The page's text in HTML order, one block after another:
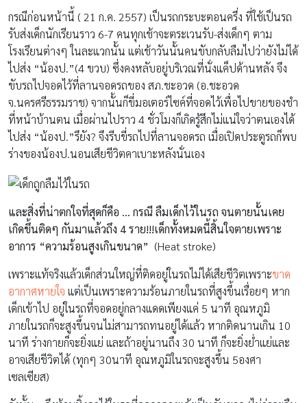
กรณีก่อนหน้านี้ ( 21 ก.ค. 2557) เป็นรถกระบะตอนครึ่ง ที่ใช้เป็นรถ
รับส่งเด็กนักเรียนราว 6-7 คนทุกเช้าจะตระเวนรับ-ส่งเด็กๆ ตาม
โรงเรียนต่างๆ ในละแวกนั้น แต่เช้าวันนั้นคนขับกลับลืมไปว่ายังไม่ได้
ไปส่ง “น้องป.”(4 ขวบ) ซึ่งคงหลับอยู่บริเวณที่นั่งแค็ปด้านหลัง จึง
ขับรถไปจอดไว้ที่ลานจอดรถของ สภ.ชะอวด (อ.ชะอวด
จ.นครศรีธรรมราช) จากนั้นก็ขี่มอเตอร์ไซค์ที่จอดไว้เพื่อไปขายของชำ
ที่หน้าบ้านตน เมื่อผ่านไปราว 4 ชั่วโมงก็เกิดรู้สึกไม่แน่ใจว่าตนเองได้
ไปส่ง “น้องป.”รึยัง? จึงรีบขี่รถไปที่ลานจอดรถ เมื่อเปิดประตูรถก็พบ
ร่างของน้องป.นอนเสียชีวิตคาเบาะหลังนั่นเอง
และสิ่งที่น่าตกใจที่สุดก็คือ … กรณี ลืมเด็กไว้ในรถ จนตายนั้นเคย
เกิดขึ้นติดๆ กันมาแล้วถึง 4 ราย!!!เด็กทั้งหมดนี้สิ้นใจตายเพราะ
อาการ “ความร้อนสูงเกินขนาด” (Heat stroke)
เพราะแท้จริงแล้วเด็กส่วนใหญ่ที่ติดอยู่ในรถไม่ได้เสียชีวิตเพราะขาด
อากาศหายใจ แต่เป็นเพราะความร้อนภายในรถที่สูงขึ้นเรื่อยๆ หาก
เด็กเข้าไป อยู่ในรถที่จอดอยู่กลางแดดเพียงแค่ 5 นาที อุณหภูมิ
ภายในรถก็จะสูงขึ้นจนไม่สามารถทนอยู่ได้แล้ว หากติดนานเกิน 10
นาที ร่างกายก็จะยิ่งแย่ และถ้าอยู่นานถึง 30 นาที ก็จะยิ่งย่ำแย่และ
อาจเสียชีวิตได้ (ทุกๆ 30นาที อุณหภูมิในรถจะสูงขึ้น 5องศา
เซลเซียส)